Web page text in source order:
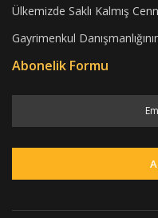
Ülkemizde Saklı Kalmış
Gayrimenkul
Abonelik Formu